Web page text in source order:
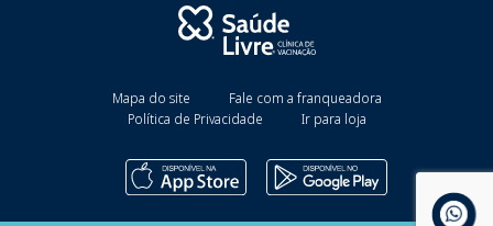
Mapa do site
Fale com a franqueadora
Política de Privacidade
Ir para loja